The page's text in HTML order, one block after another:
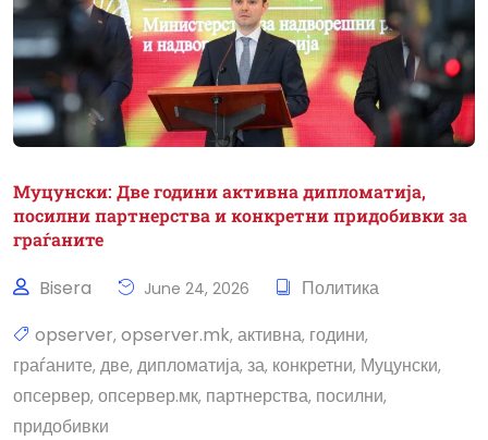
Муцунски: Две години активна дипломатија,
посилни партнерства и конкретни придобивки за
граѓаните
Bisera June 24, 2026
Политика
opserver, opserver.mk, активна, години,
граѓаните, две, дипломатија, за, конкретни, Муцунски,
опсервер, опсервер.мк, партнерства, посилни,
придобивки